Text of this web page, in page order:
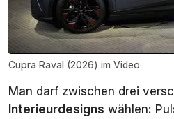
Cupra Raval (2026) im Video
Man darf zwischen drei
Interieurdesigns wählen: